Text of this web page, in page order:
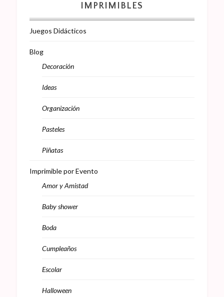
IMPRIMIBLES
Juegos Didácticos
Blog
Decoración
Ideas
Organización
Pasteles
Piñatas
Imprimible por Evento
Amor y Amistad
Baby shower
Boda
Cumpleaños
Escolar
Halloween